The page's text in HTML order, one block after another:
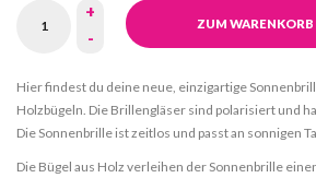
+
-
ZUM
Hier findest du deine neue, einzigartige
Holzbügeln. Die Brillengläser sind polarisiert und
Die Sonnenbrille ist zeitlos und passt an sonnigen
Die Bügel aus Holz verleihen der Sonnenbrille